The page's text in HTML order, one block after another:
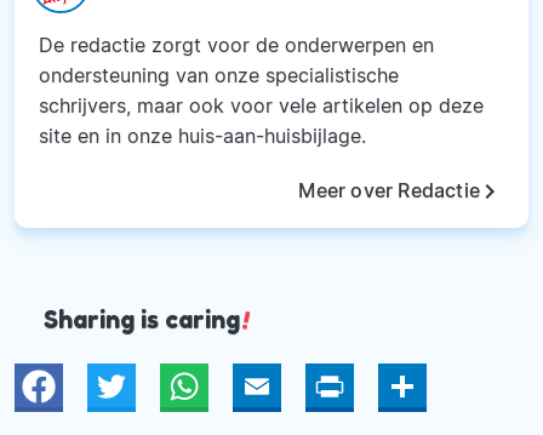
De redactie zorgt voor de onderwerpen en
ondersteuning van onze specialistische
schrijvers, maar ook voor vele artikelen op deze
site en in onze huis-aan-huisbijlage.
Meer over Redactiekeyboard_arrow_right
Sharing is caring!
Twitter WhatsAppEmail Print Deel